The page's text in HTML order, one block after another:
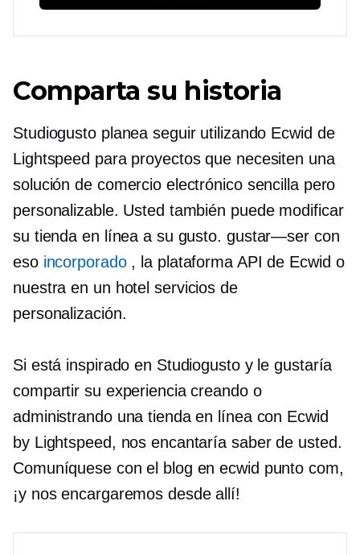
Comparta su historia
Studiogusto planea seguir utilizando Ecwid de
Lightspeed para proyectos que necesiten una
solución de comercio electrónico sencilla pero
personalizable. Usted también puede modificar
su tienda en línea a su gusto. gustar—sercon
eso incorporado , la plataforma API de Ecwid o
nuestraen un hotel servicios de
personalización.
Si está inspirado en Studiogusto y le gustaría
compartir su experiencia creando o
administrando una tienda en línea con Ecwid
by Lightspeed, nos encantaría saber de usted.
Comuníquese con el blog en ecwid punto com,
¡y nos encargaremos desde allí!